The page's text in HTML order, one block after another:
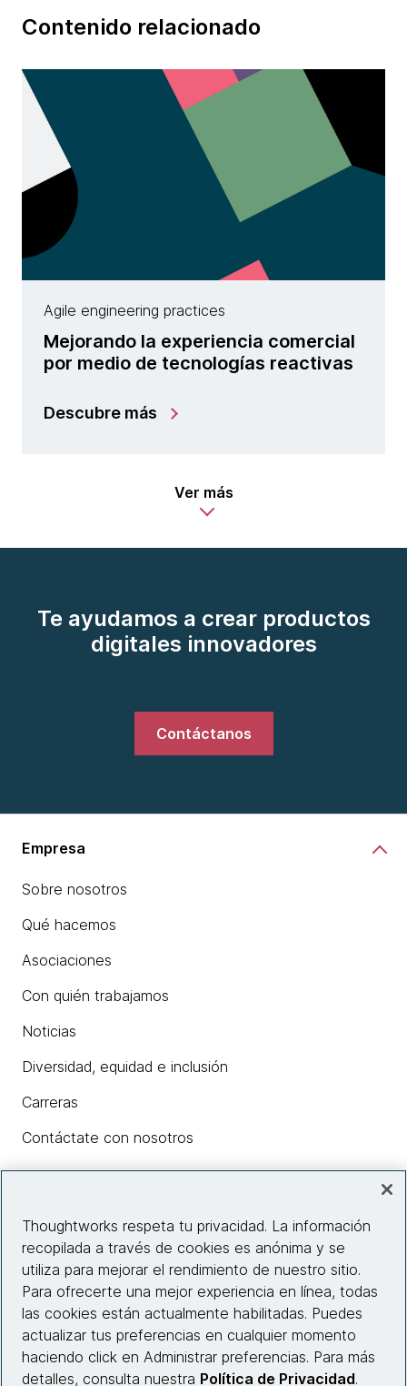
Contenido relacionado
Agile engineering practices
Mejorando la experiencia comercial
por medio de tecnologías reactivas
Descubre más
Ver más
Te ayudamos a crear productos
digitales innovadores
Contáctanos
Empresa
Sobre nosotros
Qué hacemos
Asociaciones
Con quién trabajamos
Noticias
Diversidad, equidad e inclusión
Carreras
Contáctate con nosotros
Información del sitio web
Conecta con nosotros
Thoughtworks respeta tu privacidad. La información
recopilada a través de cookies es anónima y se
utiliza para mejorar el rendimiento de nuestro sitio.
Para ofrecerte una mejor experiencia en línea, todas
las cookies están actualmente habilitadas. Puedes
actualizar tus preferencias en cualquier momento
haciendo click en Administrar preferencias. Para más
detalles, consulta nuestra Política de Privacidad.